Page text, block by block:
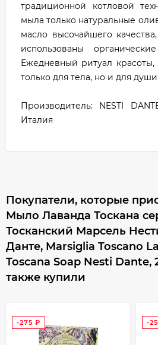
традиционной котловой
мыла только натуральные
масло высочайшего
использованы
Ежедневный ритуал
только для тела, но и для
Производитель: NESTI
Италия
Покупатели, которые
Мыло Лаванда Тоскана
Тосканский Марсель
Данте, Marsiglia Toscano
Toscana Soap Nesti Dante,
также купили
-275 ₽ -